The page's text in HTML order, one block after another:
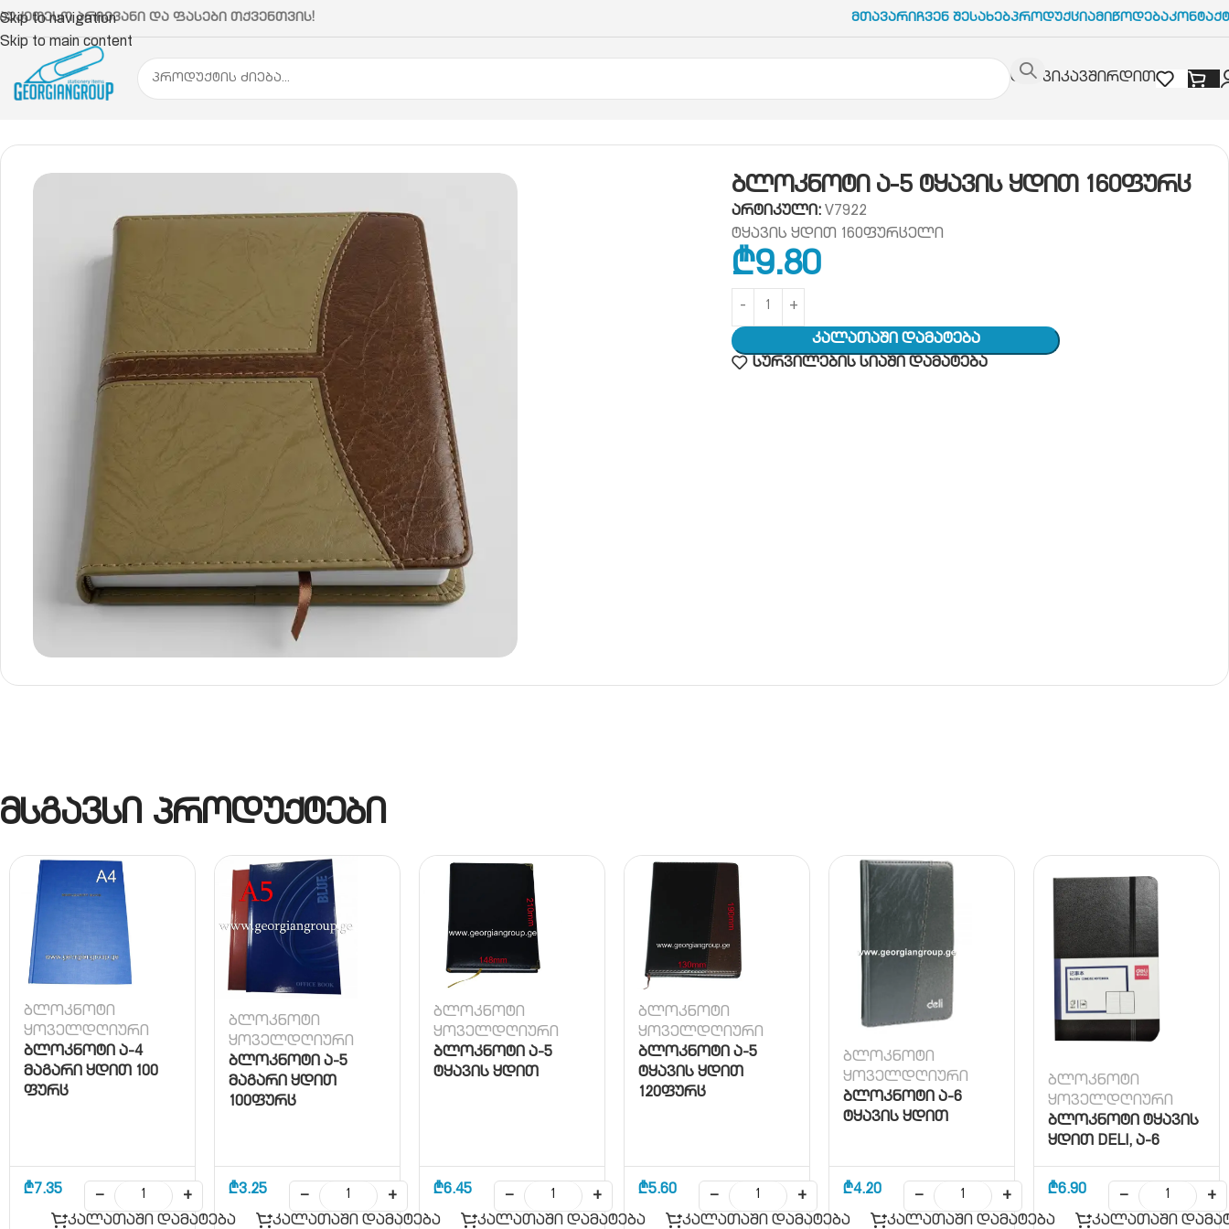
Skip to navigation
Skip to main content
არჩევანი და ფასები თქვენთვის! ᲛთავარიᲩვენ ᲨესახებᲞროდუქციაᲛიწოდება
დაგვიკავშირდით
ბლოკნოტი ა-5 ტყავის ყდით 160ფურც
არტიკული:V7922
ტყავის ყდით 160ფურცელი
₾9.80
Კალათაში Დამატება
სურვილების სიაში დამატება
მსგავსი პროდუქტები
ბლოკნოტი
ყოველდღიური
ბლოკნოტი ა-4
მაგარი ყდით 100
ფურც
₾7.35 −
+
კალათაში დამატება
ბლოკნოტი
ყოველდღიური
ბლოკნოტი ა-5
მაგარი ყდით
100ფურც
₾3.25 −
+
კალათაში დამატება
ბლოკნოტი
ყოველდღიური
ბლოკნოტი ა-5
ტყავის ყდით
₾6.45 −
+
კალათაში დამატება
ბლოკნოტი
ყოველდღიური
ბლოკნოტი ა-5
ტყავის ყდით
120ფურც
₾5.60 −
+
კალათაში დამატება
ბლოკნოტი
ყოველდღიური
ბლოკნოტი ა-6
ტყავის ყდით
₾4.20 −
+
კალათაში დამატება
ბლოკნოტი
ყოველდღიური
ბლოკნოტი ტყავის
ყდით DELI, ა-6
₾6.90 −
+
კალათაში